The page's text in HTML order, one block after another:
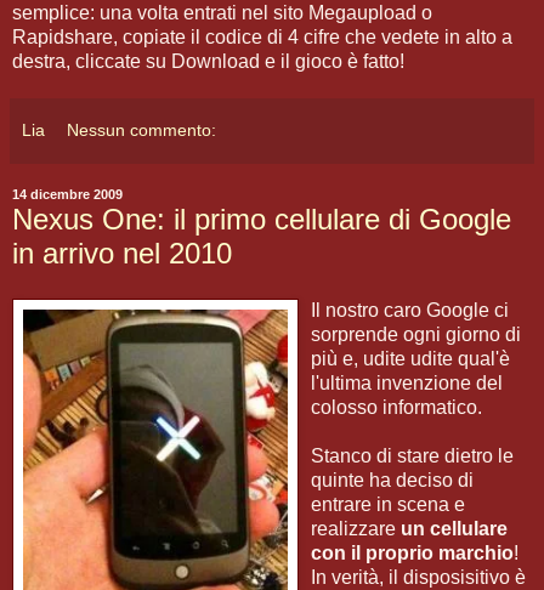
semplice: una volta entrati nel sito Megaupload o
Rapidshare, copiate il codice di 4 cifre che vedete in alto a
destra, cliccate su Download e il gioco è fatto!
Lia Nessun commento:
14 dicembre 2009
Nexus One: il primo cellulare di Google
in arrivo nel 2010
Il nostro caro Google ci
sorprende ogni giorno di
più e, udite udite qual'è
l'ultima invenzione del
colosso informatico.
Stanco di stare dietro le
quinte ha deciso di
entrare in scena e
realizzare un cellulare
con il proprio marchio!
In verità, il disposisitivo è